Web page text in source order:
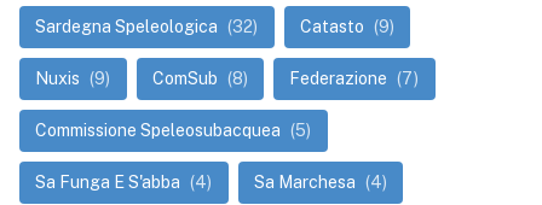
Sardegna Speleologica (32) Catasto (9)
Nuxis (9) ComSub (8) Federazione (7)
Commissione Speleosubacquea (5)
Sa Funga E S'abba (4) Sa Marchesa (4)